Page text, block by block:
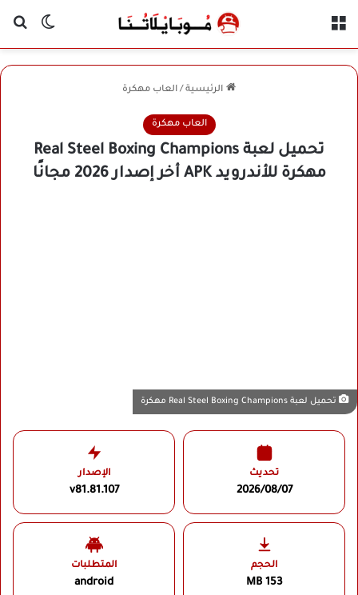
الوضع
الرئيسية / العاب مهكرة
العاب مهكرة
تحميل لعبة Real Steel Boxing Champions
مهكرة للأندرويد APK أخر إصدار 2026 مجانًا
تحميل لعبة Real Steel Boxing Champions مهكرة
تحديث
2026/08/07
الإصدار
v81.81.107
الحجم
153 MB
المتطلبات
android